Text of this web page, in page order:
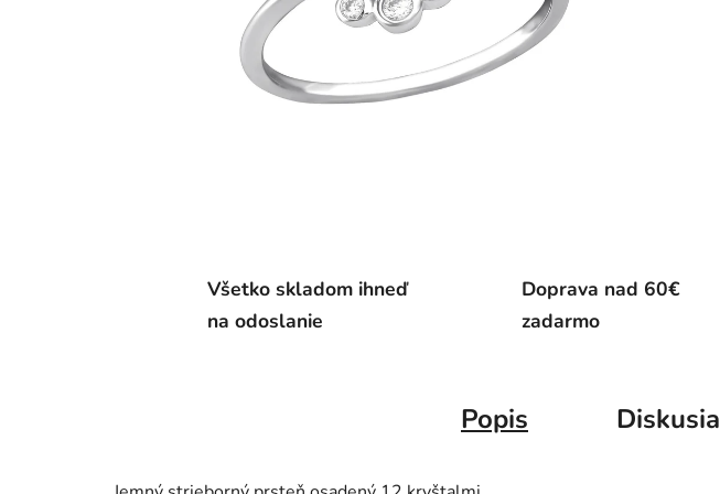
Všetko skladom ihneď
na odoslanie
Doprava nad 60€
zadarmo
Popis Diskusia